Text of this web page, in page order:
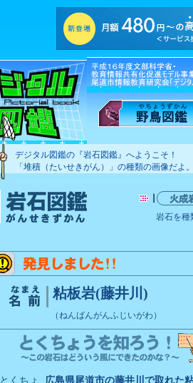
デジタル図鑑の『岩石図鑑』へようこそ！
「堆積（たいせきがん）」の種類の画像だよ
岩石を種
粘板岩(藤井川)
（ねんばんがんふじいがわ）
とくちょ
広島県尾道市の藤井川で取れた